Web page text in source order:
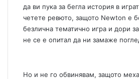
да ви пука за бегла история в
четете ревюто, защото Newton е
безлична тематично игра и дори
не се е опитал да ни замаже
Но и не го обвинявам, защото